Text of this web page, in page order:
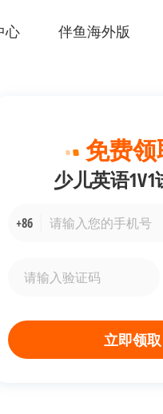
心 伴鱼海外版
免费领
少儿英语1V1
+86
立即领取